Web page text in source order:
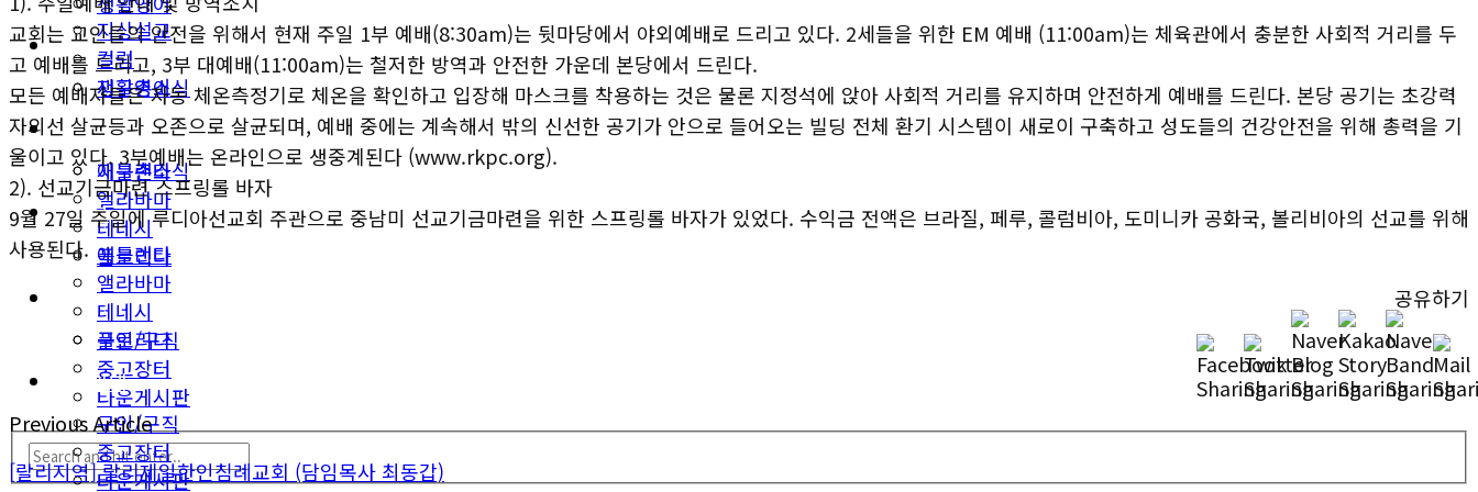
미국뉴스
지구촌소식
동남부
애틀랜타
앨라바마
테네시
플로리다
생활안내
구인/구직
중고장터
타운게시판
지상설교
컬럼
생활영어
미국뉴스
지구촌소식
동남부
애틀랜타
앨라바마
테네시
플로리다
생활안내
구인/구직
중고장터
타운게시판
교회는 교인들의 안전을 위해서 현재 주일 1부 예배(8:30am)는 뒷마당에서 야외예배로 드리고 있다. 2세들을 위한 EM 예배 (11:00am)는 체육관에서 충분한 사회적 거리를 두
고 예배를 드리고, 3부 대예배(11:00am)는 철저한 방역과 안전한 가운데 본당에서 드린다.
모든 예배자들은 자동 체온측정기로 체온을 확인하고 입장해 마스크를 착용하는 것은 물론 지정석에 앉아 사회적 거리를 유지하며 안전하게 예배를 드린다. 본당 공기는 초강력
자외선 살균등과 오존으로 살균되며, 예배 중에는 계속해서 밖의 신선한 공기가 안으로 들어오는 빌딩 전체 환기 시스템이 새로이 구축하고 성도들의 건강안전을 위해 총력을 기
울이고 있다. 3부예배는 온라인으로 생중계된다 (www.rkpc.org).
2). 선교기금마련 스프링롤 바자
9월 27일 주일에 루디아선교회 주관으로 중남미 선교기금마련을 위한 스프링롤 바자가 있었다. 수익금 전액은 브라질, 페루, 콜럼비아, 도미니카 공화국, 볼리비아의 선교를 위해
사용된다.
공유하기
Previous Article
[랄리지역] 랄리제일한인침례교회 (담임목사 최동갑)